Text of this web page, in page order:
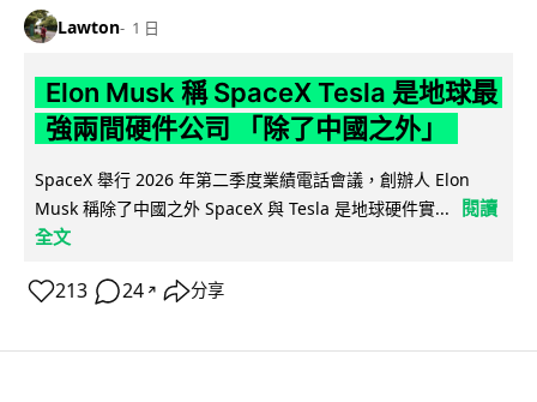
Lawton 1 日
Elon Musk 稱 SpaceX Tesla 是地球最
強兩間硬件公司 「除了中國之外」
SpaceX 舉行 2026 年第二季度業績電話會議，創辦人 Elon
Musk 稱除了中國之外 SpaceX 與 Tesla 是地球硬件實...
閱讀
全文
213 24 ↗ 分享